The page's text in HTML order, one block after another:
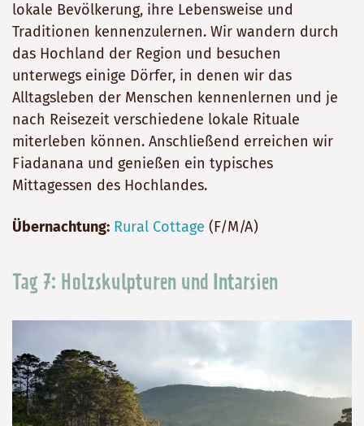
lokale Bevölkerung, ihre Lebensweise und
Traditionen kennenzulernen. Wir wandern durch
das Hochland der Region und besuchen
unterwegs einige Dörfer, in denen wir das
Alltagsleben der Menschen kennenlernen und je
nach Reisezeit verschiedene lokale Rituale
miterleben können. Anschließend erreichen wir
Fiadanana und genießen ein typisches
Mittagessen des Hochlandes.
Übernachtung: Rural Cottage (F/M/A)
Tag 7: Holzskulpturen und Intarsien